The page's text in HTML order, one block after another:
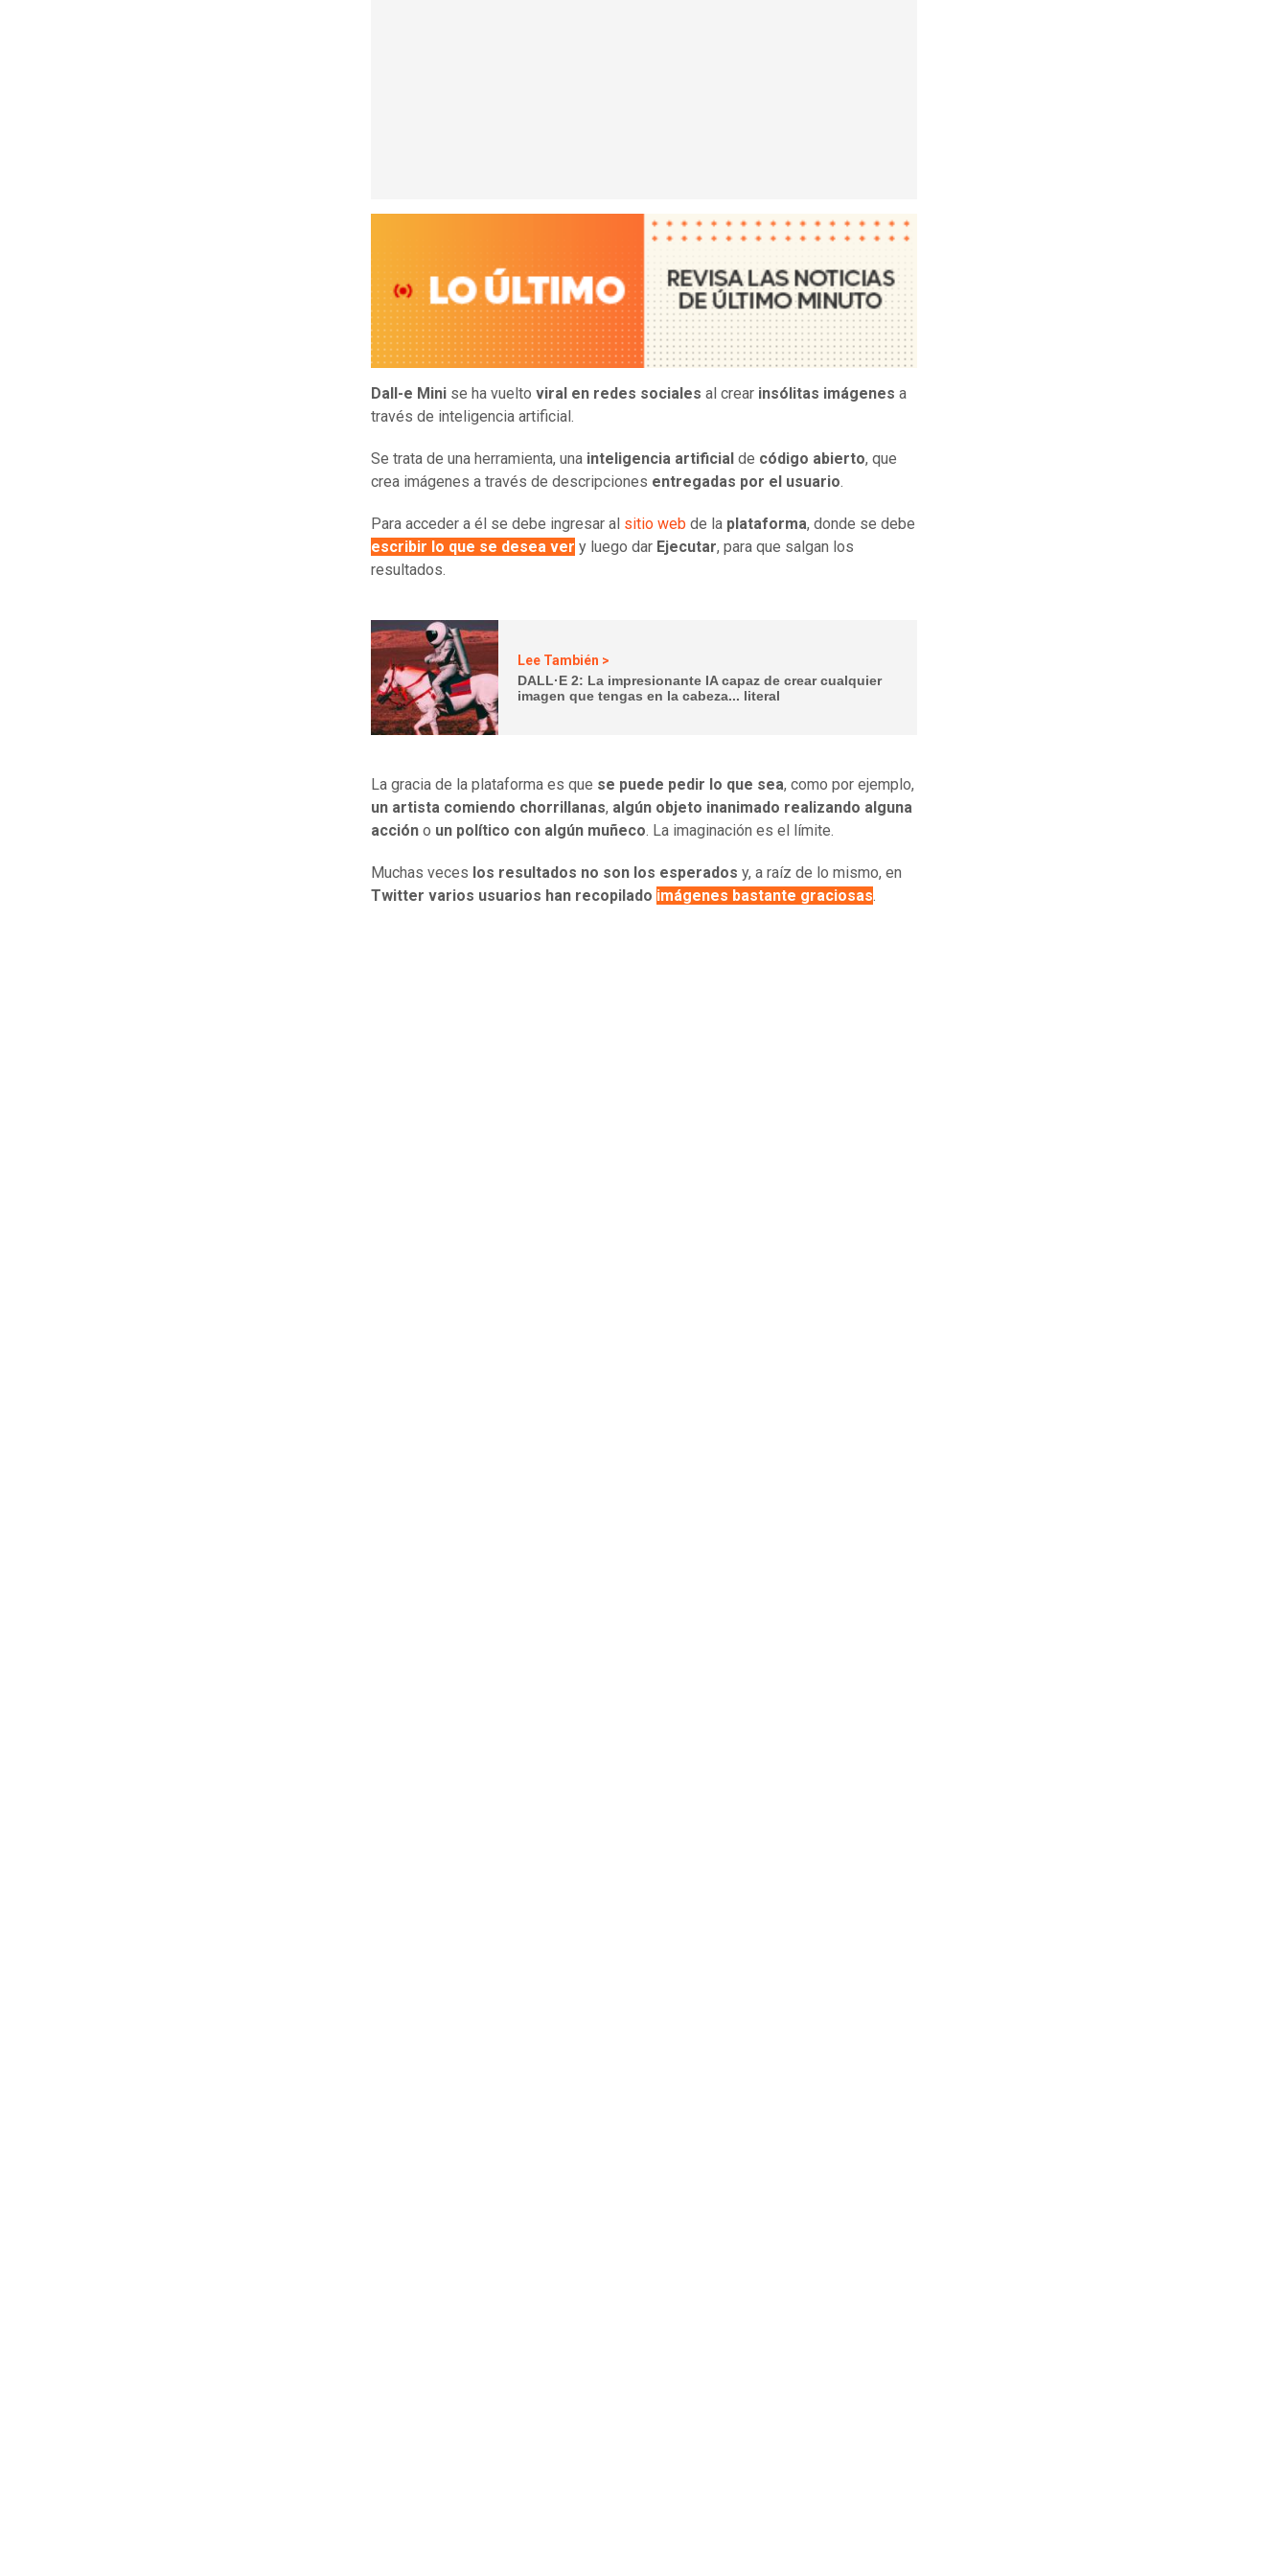
Dall-e Mini se ha vuelto viral en redes sociales al crear insólitas imágenes a
través de inteligencia artificial.
Se trata de una herramienta, una inteligencia artificial de código abierto, que
crea imágenes a través de descripciones entregadas por el usuario.
Para acceder a él se debe ingresar al sitio web de la plataforma, donde se debe
escribir lo que se desea ver y luego dar Ejecutar, para que salgan los
resultados.
Lee También >
DALL·E 2: La impresionante IA capaz de crear cualquier
imagen que tengas en la cabeza... literal
La gracia de la plataforma es que se puede pedir lo que sea, como por ejemplo,
un artista comiendo chorrillanas, algún objeto inanimado realizando alguna
acción o un político con algún muñeco. La imaginación es el límite.
Muchas veces los resultados no son los esperados y, a raíz de lo mismo, en
Twitter varios usuarios han recopilado imágenes bastante graciosas.